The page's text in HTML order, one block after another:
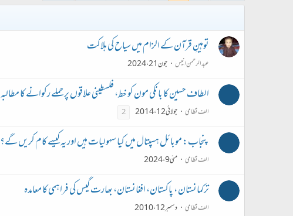
توہینِ قرآن کے الزام میں سیاح کی ہلاکت
عبدالرحمن انیس جون 21، 2024
الطاف حسین کا بانکی مون کو خط، فلسطینی علاقوں پر حملے رکوانے کا مطالبہ
الف نظامی جولائی 12، 2014 2
پنجاب: موبائل ہسپتال میں کیا سہولیات ہیں اور یہ کیسے کام کریں گے؟
الف نظامی مئی 9، 2024
ترکمانستان ، پاکستان، افغانستان، بھارت گیس کی فراہمی کا معامدہ
الف نظامی دسمبر 12، 2010